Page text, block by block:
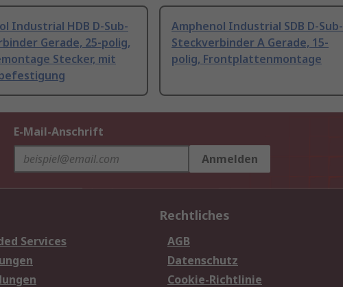
Industrial HDB D-Sub-
Gerade, 25-polig,
Stecker, mit
Amphenol Industrial SDB D-Sub-
Steckverbinder A Gerade, 15-
polig, Frontplattenmontage
E-Mail-Anschrift
Anmelden
Services
Rechtliches
AGB
Datenschutz
Cookie-Richtlinie